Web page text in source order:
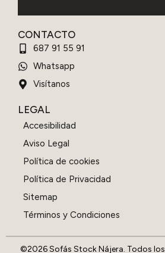
CONTACTO
687 91 55 91
Whatsapp
Visítanos
LEGAL
Accesibilidad
Aviso Legal
Política de cookies
Política de Privacidad
Sitemap
Términos y Condiciones
©2026 Sofás Stock Nájera. Todos